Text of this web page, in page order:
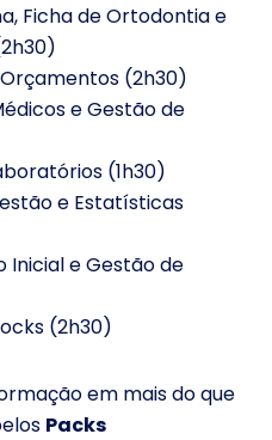
Ficha de Ortodontia e
(2h30)
e Gestão de
(1h30)
e Estatísticas
Inicial e Gestão de
(2h30)
em mais do que
Packs